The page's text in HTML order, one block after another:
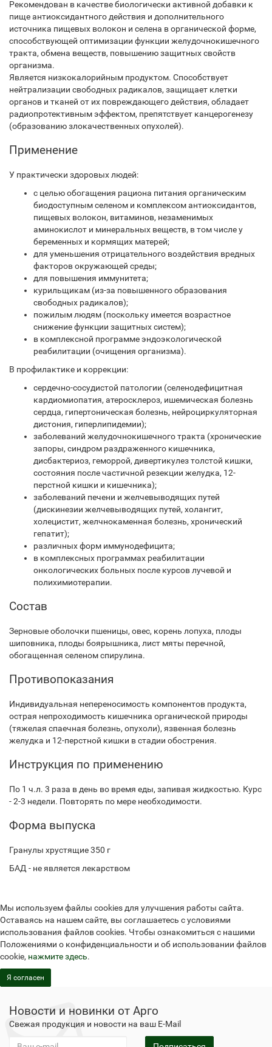
Рекомендован в качестве биологически активной добавки к
пище антиоксидантного действия и дополнительного
источника пищевых волокон и селена в органической форме,
способствующей оптимизации функции желудочно­кишечного
тракта, обмена веществ, повышению защитных свойств
организма.
Является низкокалорийным продуктом. Способствует
нейтрализации свободных радикалов, защищает клетки
органов и тканей от их повреждающего действия, обладает
радиопротективным эффектом, препятствует канцерогенезу
(образованию злокачественных опухолей).
Применение
У практически здоровых людей:
с целью обогащения рациона питания органическим
биодоступным селеном и комплексом антиоксидантов,
пищевых волокон, витаминов, незаменимых
аминокислот и минеральных веществ, в том числе у
беременных и кормящих матерей;
для уменьшения отрицательного воздействия вредных
факторов окружающей среды;
для повышения иммунитета;
курильщикам (из-за повышенного образования
свободных радикалов);
пожилым людям (поскольку имеется возрастное
снижение функции защитных систем);
в комплексной программе эндоэкологической
реабилитации (очищения организма).
В профилактике и коррекции:
сердечно-сосудистой патологии (селенодефицитная
кардиомиопатия, атеросклероз, ишемическая болезнь
сердца, гипертоническая болезнь, нейроциркуляторная
дистония, гиперлипидемии);
заболеваний желудочно­кишечного тракта (хронические
запоры, синдром раздраженного кишечника,
дисбактериоз, геморрой, дивертикулез толстой кишки,
состояния после частичной резекции желудка, 12-
перстной кишки и кишечника);
заболеваний печени и желчевыводящих путей
(дискинезии желчевыводящих путей, холангит,
холецистит, желчнокаменная болезнь, хронический
гепатит);
различных форм иммунодефицита;
в комплексных программах реабилитации
онкологических больных после курсов лучевой и
полихимиотерапии.
Состав
Зерновые оболочки пшеницы, овес, корень лопуха, плоды
шиповника, плоды боярышника, лист мяты перечной,
обогащенная селеном спирулина.
Противопоказания
Индивидуальная непереносимость компонентов продукта,
острая непроходимость кишечника органической природы
(тяжелая спаечная болезнь, опухоли), язвенная болезнь
желудка и 12-перстной кишки в стадии обострения.
Инструкция по применению
По 1 ч.л. 3 раза в день во время еды, запивая жидкостью. Курс
- 2-3 недели. Повторять по мере необходимости.
Форма выпуска
Гранулы хрустящие 350 г
БАД - не является лекарством
Мы используем файлы cookies для улучшения работы сайта.
Оставаясь на нашем сайте, вы соглашаетесь с условиями
использования файлов cookies. Чтобы ознакомиться с нашими
Положениями о конфиденциальности и об использовании файлов
cookie, нажмите здесь.
Я согласен
Новости и новинки от Арго
Свежая продукция и новости на ваш E-Mail